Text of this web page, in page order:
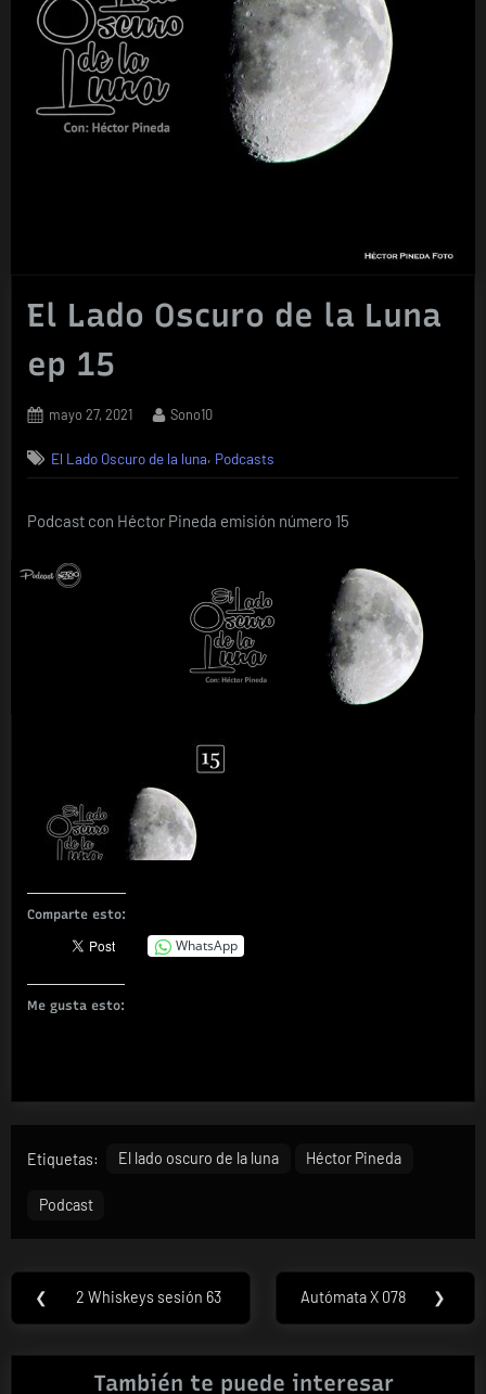
El Lado Oscuro de la Luna
ep 15
Posted
mayo 27, 2021 By
Sono10
El Lado Oscuro de la luna, Podcasts
Podcast con Héctor Pineda emisión número 15
Comparte esto:
WhatsApp
Me gusta esto:
Etiquetas: El lado oscuro de la luna Héctor Pineda
Podcast
Navegación
de
entradas
❮
Previous
2 Whiskeys sesión 63
Next
Autómata X 078 ❯
También te puede interesar